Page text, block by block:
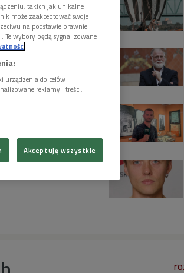
Elżbietytakich jak unikalne
może zaakceptować swoje
na podstawie prawnie
wybory będą sygnalizowane
urządzenia do celów
reklamy i treści,
Akceptuję wszystkie